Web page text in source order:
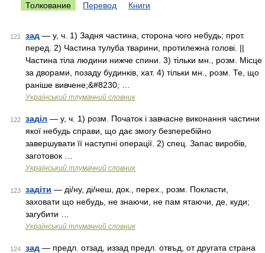
Толкование Перевод Книги
121 зад — у, ч. 1) Задня частина, сторона чого небудь; прот.
перед. 2) Частина тулуба тварини, протилежна голові. ||
Частина тіла людини нижче спини. 3) тільки мн., розм. Місце
за дворами, позаду будинків, хат. 4) тільки мн., розм. Те, що
раніше вивчене;&#8230; …
Український тлумачний словник
122 заділ — у, ч. 1) розм. Початок і завчасне виконання частини
якої небудь справи, що дає змогу безперебійно
завершувати її наступні операції. 2) спец. Запас виробів,
заготовок …
Український тлумачний словник
123 задіти — ді/ну, ді/неш, док., перех., розм. Покласти,
заховати що небудь, не знаючи, не пам ятаючи, де, куди;
загубити …
Український тлумачний словник
124 зад — предл. отзад, иззад предл. отвъд, от другата страна